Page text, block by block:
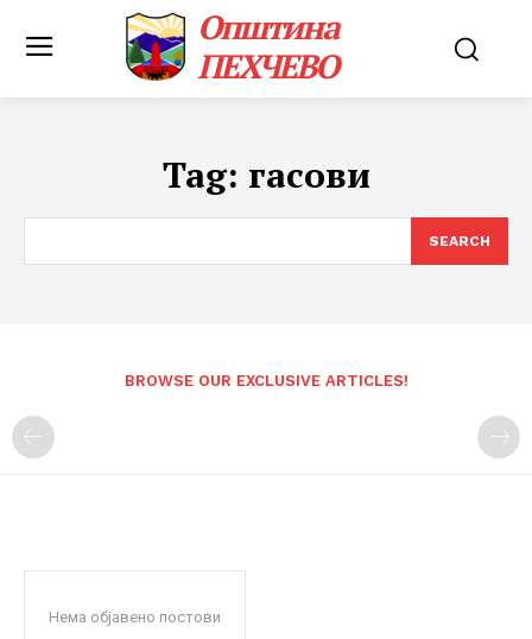
Општина
ПЕХЧЕВО
Tag: гасови
SEARCH
BROWSE OUR EXCLUSIVE ARTICLES!
Нема објавено постови